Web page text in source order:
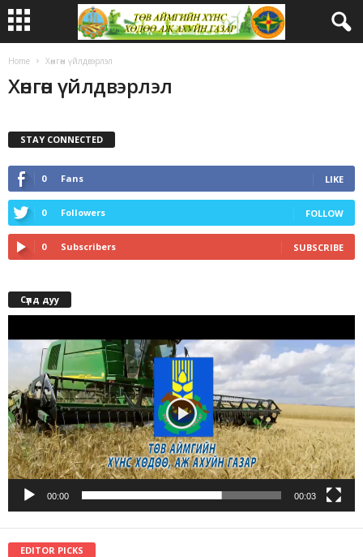
Home Хөнгөн үйлдвэрлэл
Хөнгөн үйлдвэрлэл
STAY CONNECTED
0 Fans LIKE
0 Followers FOLLOW
0 Subscribers SUBSCRIBE
Сүлд дуу
Player
00:00 00:03
EDITOR PICKS